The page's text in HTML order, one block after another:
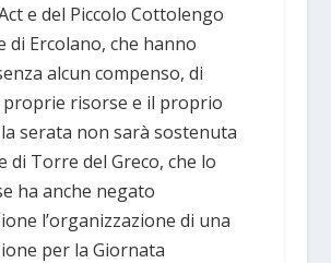
e del Piccolo Cottolengo
di Ercolano, che hanno
alcun compenso, di
proprie risorse e il proprio
serata non sarà sostenuta
di Torre del Greco, che lo
ha anche negato
l’organizzazione di una
per la Giornata